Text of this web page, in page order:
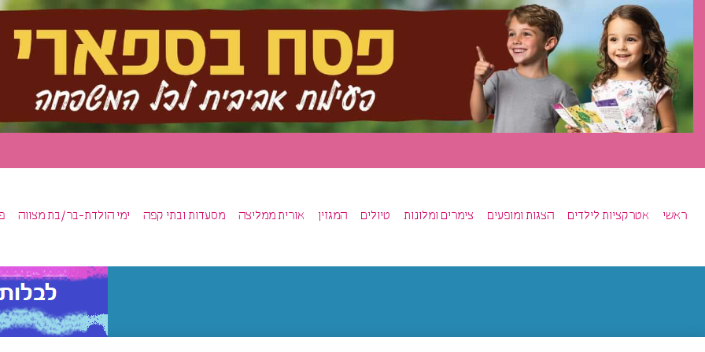
ראשי אטרקציות לילדים הצגות ומופעים צימרים ומלונות טיולים המגזין אורית ממליצה מסעדות ובתי קפה ימי הולדת-בר/בת מצווה